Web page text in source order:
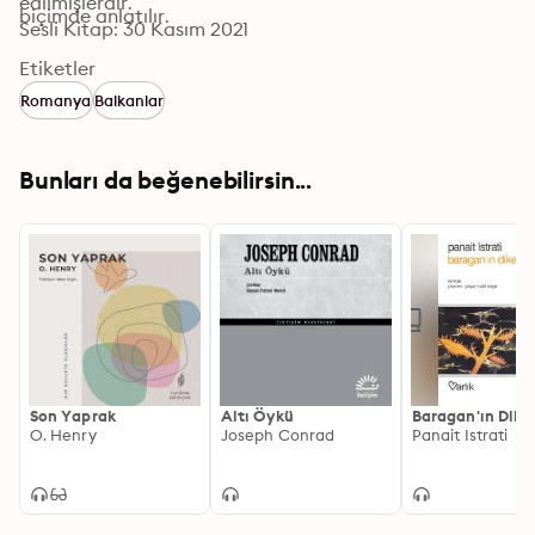
biçimde anlatılır.
Sesli Kitap: 30 Kasım 2021
Etiketler
RomanyaBalkanlar
Bunları da beğenebilirsin...
Son Yaprak
O. Henry
Altı Öykü
Joseph Conrad
Baragan'ın
Panait Istrati